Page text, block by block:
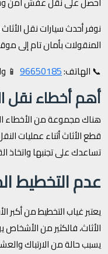
نوفر أحدث سيارات نقل
المنقولات بأمان تام إلى
📞 الهاتف:96650185
📱
أهم أخطاء نقل
هناك مجموعة من الأخطاء
قطع الأثاث أثناء عمليات
تساعدك على تجنبها واتخاذ
عدم التخطيط
يعتبر غياب التخطيط من
الأثاث، فالكثير من الأشخاص
يسبب حالة من الارتباك